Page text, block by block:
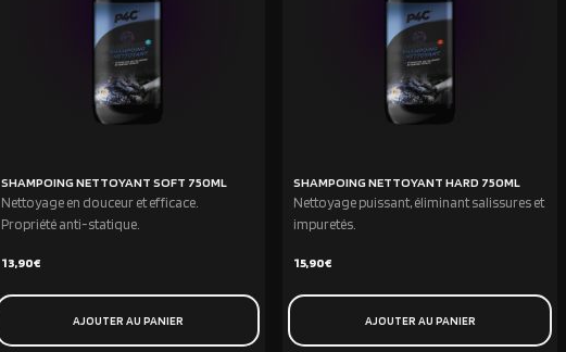
SHAMPOING NETTOYANT SOFT 750ML
Nettoyage en douceur et efficace.
Propriété anti-statique.
13,90€
AJOUTER AU PANIER
SHAMPOING NETTOYANT HARD 750ML
Nettoyage puissant, éliminant salissures et
impuretés.
15,90€
AJOUTER AU PANIER